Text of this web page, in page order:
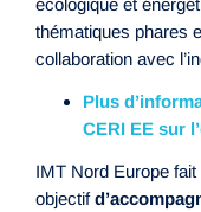
thématiques phares
collaboration avec
Plus
CERI EE sur
IMT Nord Europe
objectif